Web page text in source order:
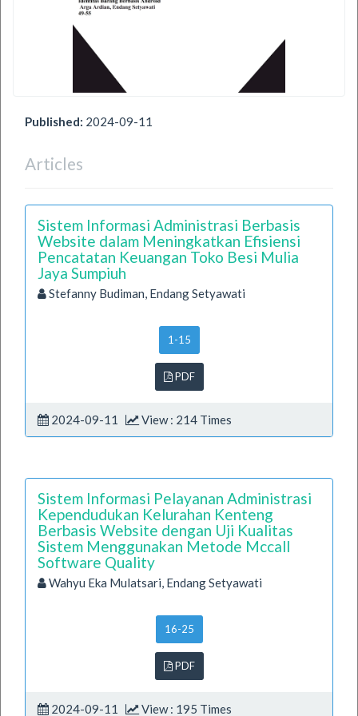
Published: 2024-09-11
Articles
Sistem Informasi Administrasi Berbasis
Website dalam Meningkatkan Efisiensi
Pencatatan Keuangan Toko Besi Mulia
Jaya Sumpiuh
Stefanny Budiman, Endang Setyawati
1-15
PDF
2024-09-11 View : 214 Times
Sistem Informasi Pelayanan Administrasi
Kependudukan Kelurahan Kenteng
Berbasis Website dengan Uji Kualitas
Sistem Menggunakan Metode Mccall
Software Quality
Wahyu Eka Mulatsari, Endang Setyawati
16-25
PDF
2024-09-11 View : 195 Times